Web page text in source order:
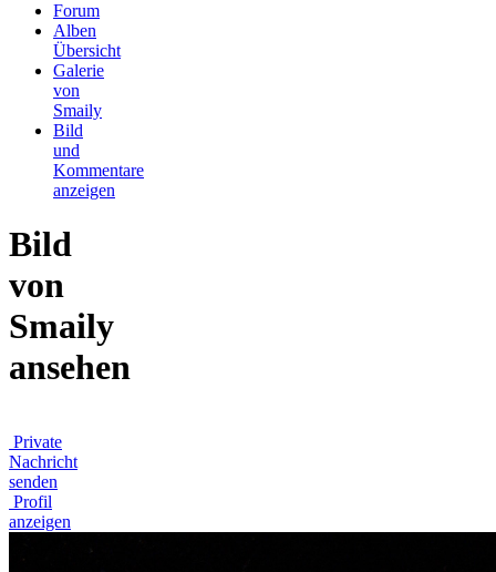
Forum
Alben
Übersicht
Galerie
von
Smaily
Bild
und
Kommentare
anzeigen
Bild
von
Smaily
ansehen
Private
Nachricht
senden
Profil
anzeigen